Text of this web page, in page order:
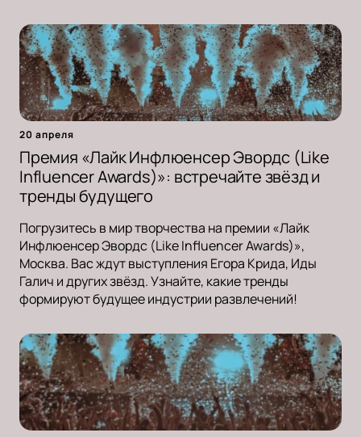
20 апреля
Премия «Лайк Инфлюенсер Эвордс (Like
Influencer Awards)»: встречайте звёзд и
тренды будущего
Погрузитесь в мир творчества на премии «Лайк
Инфлюенсер Эвордс (Like Influencer Awards)»,
Москва. Вас ждут выступления Егора Крида, Иды
Галич и других звёзд. Узнайте, какие тренды
формируют будущее индустрии развлечений!